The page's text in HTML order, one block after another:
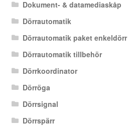
Dokument- & datamediaskåp
Dörrautomatik
Dörrautomatik paket enkeldörr
Dörrautomatik tillbehör
Dörrkoordinator
Dörröga
Dörrsignal
Dörrspärr